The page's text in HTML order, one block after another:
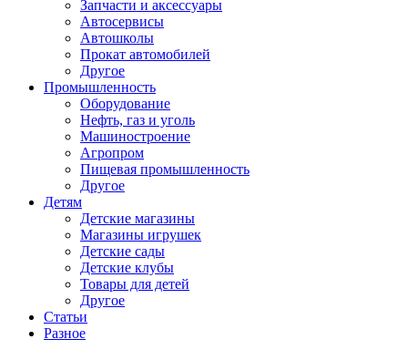
Запчасти и аксессуары
Автосервисы
Автошколы
Прокат автомобилей
Другое
Промышленность
Оборудование
Нефть, газ и уголь
Машиностроение
Агропром
Пищевая промышленность
Другое
Детям
Детские магазины
Магазины игрушек
Детские сады
Детские клубы
Товары для детей
Другое
Статьи
Разное